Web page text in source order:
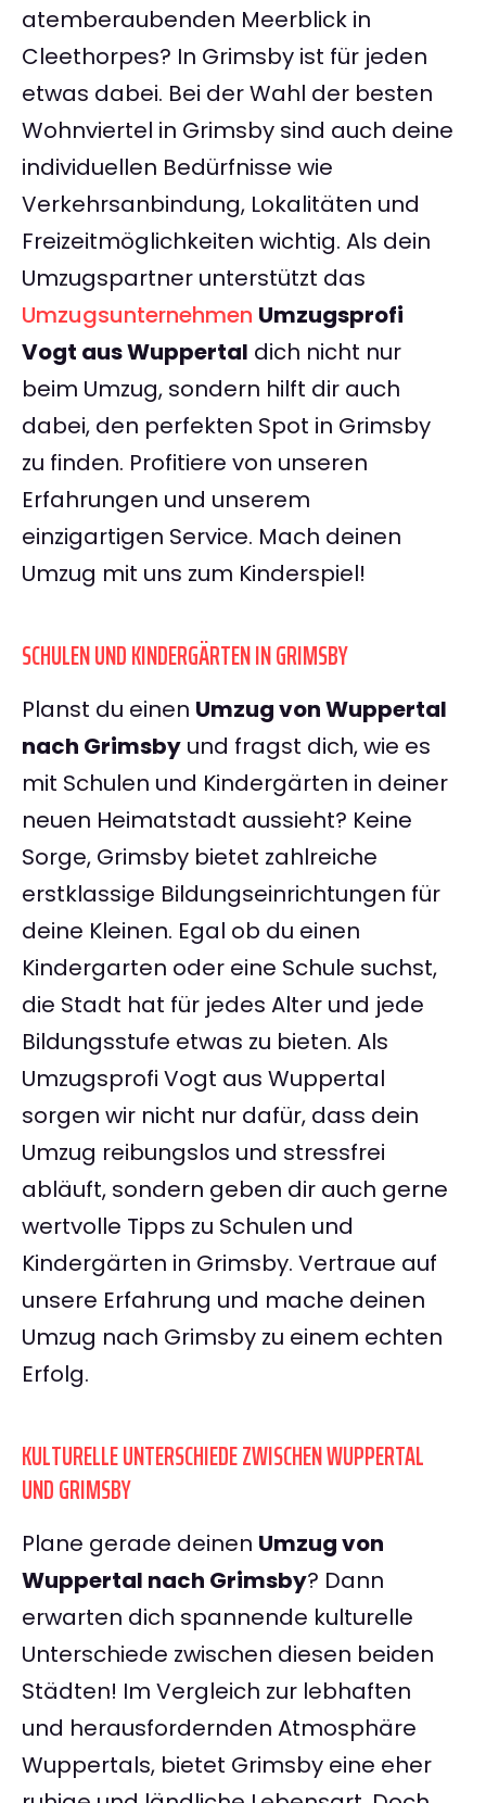
atemberaubenden Meerblick in
Cleethorpes? In Grimsby ist für jeden
etwas dabei. Bei der Wahl der besten
Wohnviertel in Grimsby sind auch deine
individuellen Bedürfnisse wie
Verkehrsanbindung, Lokalitäten und
Freizeitmöglichkeiten wichtig. Als dein
Umzugspartner unterstützt das
Umzugsunternehmen Umzugsprofi
Vogt aus Wuppertal dich nicht nur
beim Umzug, sondern hilft dir auch
dabei, den perfekten Spot in Grimsby
zu finden. Profitiere von unseren
Erfahrungen und unserem
einzigartigen Service. Mach deinen
Umzug mit uns zum Kinderspiel!
SCHULEN UND KINDERGÄRTEN IN GRIMSBY
Planst du einen Umzug von Wuppertal
nach Grimsby und fragst dich, wie es
mit Schulen und Kindergärten in deiner
neuen Heimatstadt aussieht? Keine
Sorge, Grimsby bietet zahlreiche
erstklassige Bildungseinrichtungen für
deine Kleinen. Egal ob du einen
Kindergarten oder eine Schule suchst,
die Stadt hat für jedes Alter und jede
Bildungsstufe etwas zu bieten. Als
Umzugsprofi Vogt aus Wuppertal
sorgen wir nicht nur dafür, dass dein
Umzug reibungslos und stressfrei
abläuft, sondern geben dir auch gerne
wertvolle Tipps zu Schulen und
Kindergärten in Grimsby. Vertraue auf
unsere Erfahrung und mache deinen
Umzug nach Grimsby zu einem echten
Erfolg.
KULTURELLE UNTERSCHIEDE ZWISCHEN WUPPERTAL
UND GRIMSBY
Plane gerade deinen Umzug von
Wuppertal nach Grimsby? Dann
erwarten dich spannende kulturelle
Unterschiede zwischen diesen beiden
Städten! Im Vergleich zur lebhaften
und herausfordernden Atmosphäre
Wuppertals, bietet Grimsby eine eher